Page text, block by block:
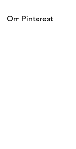
Om Pinterest